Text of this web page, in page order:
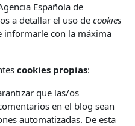
Española de
a detallar el uso de cookies
informarle con la máxima
cookies propias:
que las/os
en el blog sean
automatizadas. De esta